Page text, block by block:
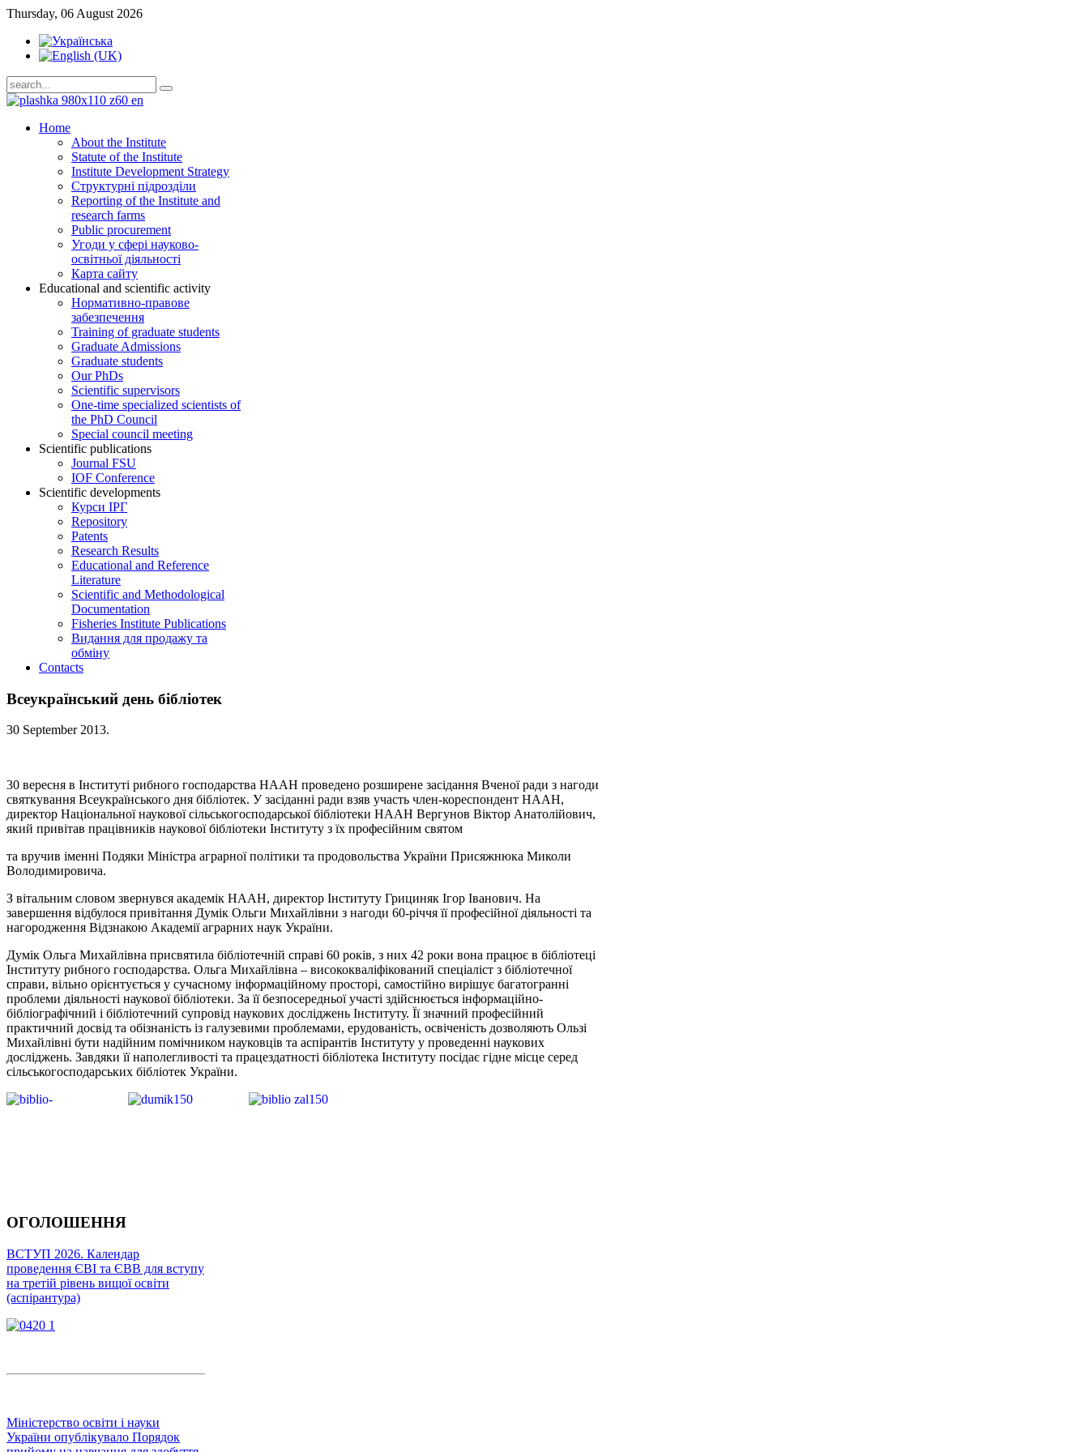
Thursday, 06 August 2026
Home
About the Institute
Statute of the Institute
Institute Development Strategy
Структурні підрозділи
Reporting of the Institute and
research farms
Public procurement
Угоди у сфері науково-
освітньої діяльності
Карта сайту
Educational and scientific activity
Нормативно-правове
забезпечення
Training of graduate students
Graduate Admissions
Graduate students
Our PhDs
Scientific supervisors
One-time specialized scientists of
the PhD Council
Special council meeting
Scientific publications
Journal FSU
IOF Conference
Scientific developments
Курси ІРГ
Repository
Patents
Research Results
Educational and Reference
Literature
Scientific and Methodological
Documentation
Fisheries Institute Publications
Видання для продажу та
обміну
Contacts
Всеукраїнський день бібліотек
30 September 2013.
30 вересня в Інституті рибного господарства НААН проведено розширене засідання Вченої ради з нагоди
святкування Всеукраїнського дня бібліотек. У засіданні ради взяв участь член-кореспондент НААН,
директор Національної наукової сільськогосподарської бібліотеки НААН Вергунов Віктор Анатолійович,
який привітав працівників наукової бібліотеки Інституту з їх професійним святом
та вручив іменні Подяки Міністра аграрної політики та продовольства України Присяжнюка Миколи
Володимировича.
З вітальним словом звернувся академік НААН, директор Інституту Грициняк Ігор Іванович. На
завершення відбулося привітання Думік Ольги Михайлівни з нагоди 60-річчя її професійної діяльності та
нагородження Відзнакою Академії аграрних наук України.
Думік Ольга Михайлівна присвятила бібліотечній справі 60 років, з них 42 роки вона працює в бібліотеці
Інституту рибного господарства. Ольга Михайлівна – висококваліфікований спеціаліст з бібліотечної
справи, вільно орієнтується у сучасному інформаційному просторі, самостійно вирішує багатогранні
проблеми діяльності наукової бібліотеки. За її безпосередньої участі здійснюється інформаційно-
бібліографічний і бібліотечний супровід наукових досліджень Інституту. Її значний професійний
практичний досвід та обізнаність із галузевими проблемами, ерудованість, освіченість дозволяють Ользі
Михайлівні бути надійним помічником науковців та аспірантів Інституту у проведенні наукових
досліджень. Завдяки її наполегливості та працездатності бібліотека Інституту посідає гідне місце серед
сільськогосподарських бібліотек України.
ОГОЛОШЕННЯ
ВСТУП 2026. Календар
проведення ЄВІ та ЄВВ для вступу
на третій рівень вищої освіти
(аспірантура)
Міністерство освіти і науки
України опублікувало Порядок